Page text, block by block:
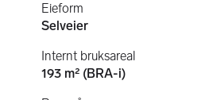
Eieform
Selveier
Internt bruksareal
193 m² (BRA-i)